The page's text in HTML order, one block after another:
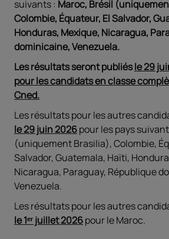
suivants : Maroc, Brésil
Colombie, Équateur, El Salvador,
Honduras, Mexique, Nicaragua,
dominicaine, Venezuela.
Les résultats seront publiésle 29
pour les candidats en classe
Cned.
Les résultats pour les autres
le 29 juin 2026pour les pays
(uniquement Brasilia), Colombie,
Salvador, Guatemala, Haïti,
Nicaragua, Paraguay, République
Venezuela.
Les résultats pour les autres
le 1ᵉʳ juillet 2026pour le Maroc.